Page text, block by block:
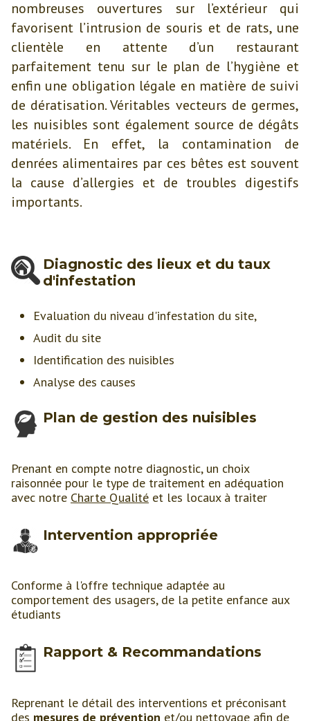
nombreuses ouvertures sur l’extérieur qui
favorisent l’intrusion de souris et de rats, une
clientèle en attente d’un restaurant
parfaitement tenu sur le plan de l’hygiène et
enfin une obligation légale en matière de suivi
de dératisation. Véritables vecteurs de germes,
les nuisibles sont également source de dégâts
matériels. En effet, la contamination de
denrées alimentaires par ces bêtes est souvent
la cause d’allergies et de troubles digestifs
importants.
Diagnostic des lieux et du taux
d'infestation
Evaluation du niveau d'infestation du site,
Audit du site
Identification des nuisibles
Analyse des causes
Plan de gestion des nuisibles
Prenant en compte notre diagnostic, un choix
raisonnée pour le type de traitement en adéquation
avec notre Charte Qualité et les locaux à traiter
Intervention appropriée
Conforme à l'offre technique adaptée au
comportement des usagers, de la petite enfance aux
étudiants
Rapport & Recommandations
Reprenant le détail des interventions et préconisant
des mesures de prévention et/ou nettoyage afin de